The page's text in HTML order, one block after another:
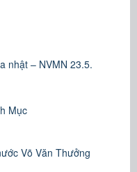
nhật – NVMN 23.5.
Mục
Võ Văn Thưởng